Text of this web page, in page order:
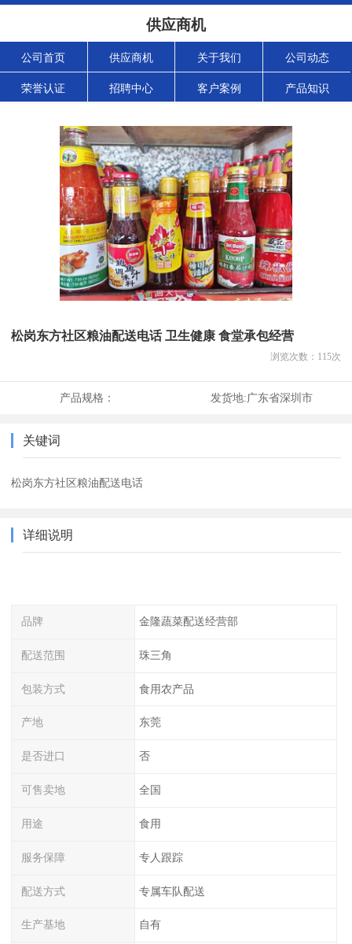
供应商机
公司首页 供应商机 关于我们 公司动态
荣誉认证 招聘中心 客户案例 产品知识
松岗东方社区粮油配送电话 卫生健康 食堂承包经营
浏览次数： 115次
产品规格： 发货地:广东省深圳市
关键词
松岗东方社区粮油配送电话
详细说明
品牌 金隆蔬菜配送经营部
配送范围 珠三角
包装方式 食用农产品
产地 东莞
是否进口 否
可售卖地 全国
用途 食用
服务保障 专人跟踪
配送方式 专属车队配送
生产基地 自有